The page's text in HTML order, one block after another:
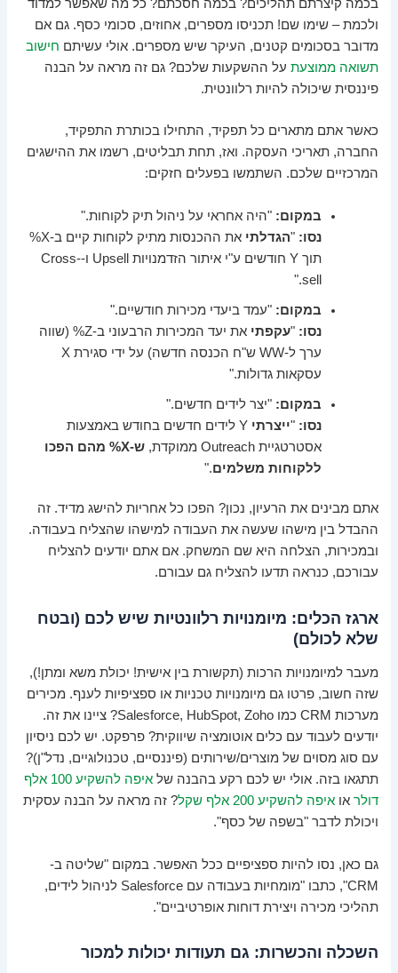
בכמה קיצרתם תהליכים? בכמה חסכתם? כל מה שאפשר למדוד
ולכמת – שימו שם! תכניסו מספרים, אחוזים, סכומי כסף. גם אם
מדובר בסכומים קטנים, העיקר שיש מספרים. אולי עשיתם חישוב
תשואה ממוצעת על ההשקעות שלכם? גם זה מראה על הבנה
פיננסית שיכולה להיות רלוונטית.
כאשר אתם מתארים כל תפקיד, התחילו בכותרת התפקיד,
החברה, תאריכי העסקה. ואז, תחת תבליטים, רשמו את ההישגים
המרכזיים שלכם. השתמשו בפעלים חזקים:
במקום: "היה אחראי על ניהול תיק לקוחות."
נסו: "הגדלתי
את ההכנסות מתיק לקוחות קיים ב-X%
תוך Y חודשים ע"י איתור הזדמנויות Upsell ו-Cross-
sell."
במקום: "עמד ביעדי מכירות חודשיים."
נסו: "עקפתי
את יעד המכירות הרבעוני ב-Z% (שווה
ערך ל-WW ש"ח הכנסה חדשה) על ידי סגירת X
עסקאות גדולות."
במקום: "יצר לידים חדשים."
נסו: "ייצרתי
Y לידים חדשים בחודש באמצעות
אסטרטגיית Outreach ממוקדת,
ש-X% מהם הפכו
ללקוחות משלמים."
אתם מבינים את הרעיון, נכון? הפכו כל אחריות להישג מדיד. זה
ההבדל בין מישהו שעשה את העבודה למישהו שהצליח בעבודה.
ובמכירות, הצלחה היא שם המשחק. אם אתם יודעים להצליח
עבורכם, כנראה תדעו להצליח גם עבורם.
ארגז הכלים: מיומנויות רלוונטיות שיש לכם (ובטח
שלא לכולם)
מעבר למיומנויות הרכות (תקשורת בין אישית! יכולת משא ומתן!),
שזה חשוב, פרטו גם מיומנויות טכניות או ספציפיות לענף. מכירים
מערכות CRM כמו Salesforce, HubSpot, Zoho? ציינו את זה.
יודעים לעבוד עם כלים אוטומציה שיווקית? פרפקט. יש לכם ניסיון
עם סוג מסוים של מוצרים/שירותים (פיננסיים, טכנולוגיים, נדל"ן)?
תתגאו בזה. אולי יש לכם רקע בהבנה של
איפה להשקיע 100 אלף
דולר אואיפה להשקיע 200 אלף שקל
? זה מראה על הבנה עסקית
ויכולת לדבר "בשפה של כסף".
גם כאן, נסו להיות ספציפיים ככל האפשר. במקום "שליטה ב-
CRM", כתבו "מומחיות בעבודה עם Salesforce לניהול לידים,
תהליכי מכירה ויצירת דוחות אופרטיביים".
השכלה והכשרות: גם תעודות יכולות למכור